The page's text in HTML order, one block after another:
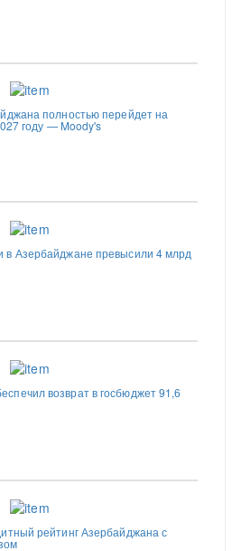
полностью перейдет на
году — Moody's
в Азербайджане превысили 4 млрд
возврат в госбюджет 91,6
рейтинг Азербайджана с